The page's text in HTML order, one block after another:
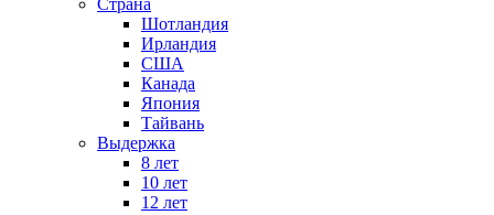
Шотландия
Ирландия
США
Канада
Япония
Тайвань
Выдержка
8 лет
10 лет
12 лет